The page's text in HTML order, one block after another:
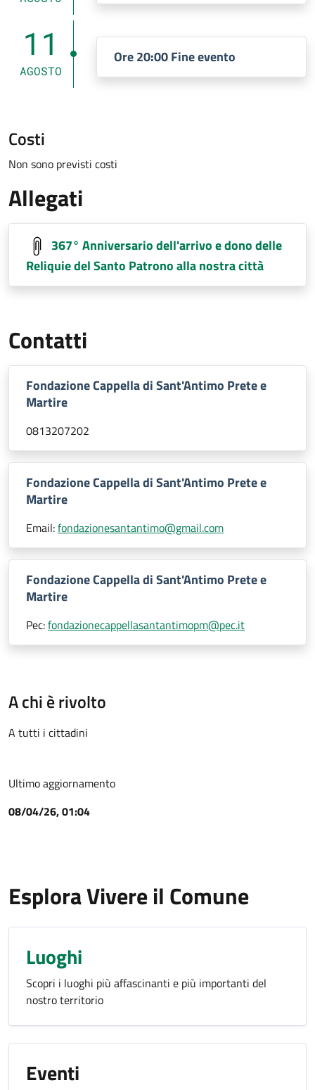
11
AGOSTO
Ore 20:00 Fine evento
Costi
Non sono previsti costi
Allegati
367° Anniversario dell'arrivo e dono delle
Reliquie del Santo Patrono alla nostra città
Contatti
Fondazione Cappella di Sant'Antimo Prete e
Martire
0813207202
Fondazione Cappella di Sant'Antimo Prete e
Martire
Email:fondazionesantantimo@gmail.com
Fondazione Cappella di Sant'Antimo Prete e
Martire
Pec:fondazionecappellasantantimopm@pec.it
A chi è rivolto
A tutti i cittadini
Ultimo aggiornamento
08/04/26, 01:04
Esplora Vivere il Comune
Luoghi
Scopri i luoghi più affascinanti e più importanti del
nostro territorio
Eventi